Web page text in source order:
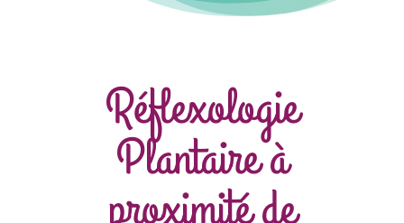
Réflexologie
Plantaire à